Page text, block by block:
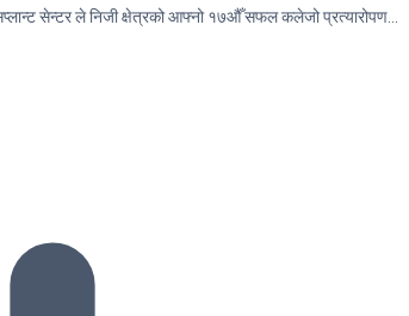
सेन्टर ले निजी क्षेत्रको आफ्नो १७औँ सफल कलेजो प्रत्यारोपण…